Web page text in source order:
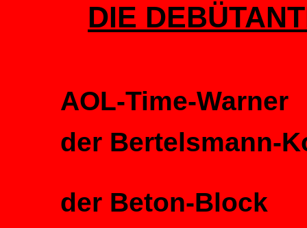
DIE
AOL-Time-Warner
der Bertelsmann-
der Beton-Block